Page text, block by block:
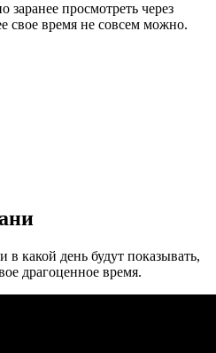
просмотреть через
свое время не совсем можно.
в какой день будут показывать,
драгоценное время.